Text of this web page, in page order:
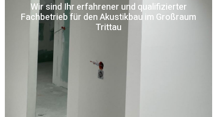
Wir sind Ihr erfahrener und qualifizierter
Fachbetrieb für den Akustikbau im Großraum
Trittau